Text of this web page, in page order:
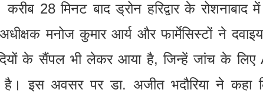
करीब 28 मिनट बाद ड्रोन हरिद्वार के
मनोज कुमार आर्य और फार्मेसिस्टों ने
के सैंपल भी लेकर आया है, जिन्हें जांच के लिए
है। इस अवसर पर डा. अजीत भदौरिया ने कहा